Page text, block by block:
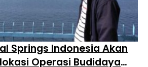
Springs Indonesia Akan
Operasi Budidaya